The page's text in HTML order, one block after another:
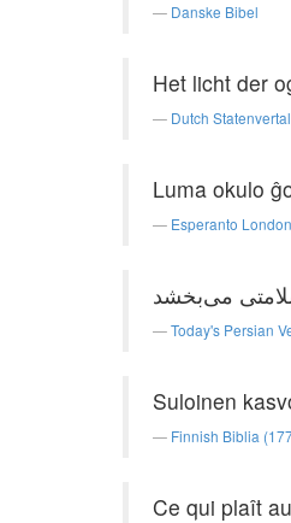
Danske Bibel
Het licht der
Dutch
Luma okulo
Esperanto
Today's Persian
Suloinen
Finnish Biblia
Ce qui plaît